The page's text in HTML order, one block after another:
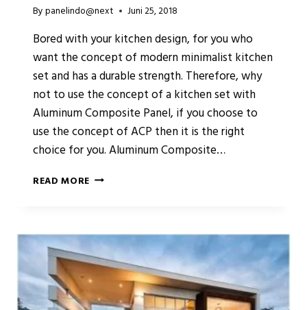
Bypanelindo@next Juni 25, 2018
Bored with your kitchen design, for you who
want the concept of modern minimalist kitchen
set and has a durable strength. Therefore, why
not to use the concept of a kitchen set with
Aluminum Composite Panel, if you choose to
use the concept of ACP then it is the right
choice for you. Aluminum Composite…
READ MORE LET’S
DESIGN
OF
ALUMINUM
COMPOSITE
PANEL